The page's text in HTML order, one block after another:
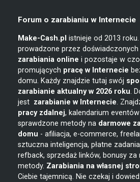
Forum o zarabianiu w Internecie
Make-Cash.pl istnieje od 2013
prowadzone przez
zarabiania online i pozostaje w
promujących pracę w Internecie
domu. Każdy znajdzie tutaj swój
zarabianie aktualny w 2026 roku.
jest zarabianie w Internecie.
pracy zdalnej, kalendarium
sprawdzone metody na darmowe
domu - afiliacja, e-commerce,
sztuczna inteligencja, płatne
refback, sprzedaż linków, bonusy za
metody. Zarabiania na własnej
Ciebie tajemnicą. Nie czekaj i